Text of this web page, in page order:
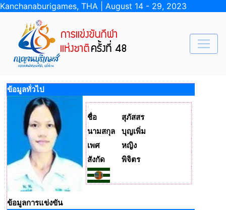
Kanchanaburigames, THA | August 14 - 29, 2023
ข้อมูลทั่วไป
ชื่อ
สุภัสสร
นามสกุล
บุญเพิ่ม
เพศ
หญิง
สังกัด
พิจิตร
ข้อมูลการแข่งขัน